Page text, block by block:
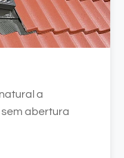
a
abertura